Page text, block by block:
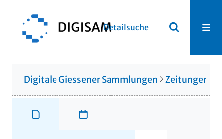
Detailsuche
Digitale Giessener Sammlungen Zeitungen